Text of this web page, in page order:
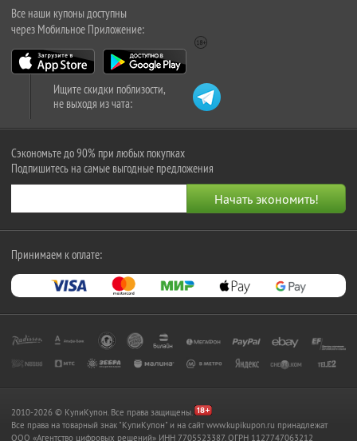
Все наши купоны доступны
через Мобильное Приложение:
Ищите скидки поблизости,
не выходя из чата:
Сэкономьте до 90% при любых покупках
Подпишитесь на самые выгодные предложения
Принимаем к оплате:
2010-2026 © КупиКупон. Все права защищены.
Все права на товарный знак "КупиКупон" и на сайт www.kupikupon.ru принадлежат
OOO «Агентство цифровых решений» ИНН 7705523387, ОГРН 1127747063212